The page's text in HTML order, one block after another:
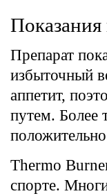
Препарат
избыточный
аппетит,
путем. Более
Thermo
спорте.